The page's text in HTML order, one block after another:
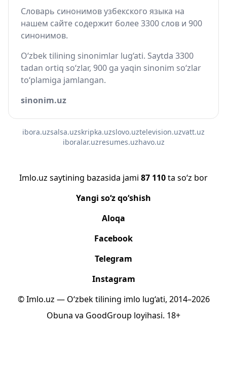
Словарь синонимов узбекского языка на
нашем сайте содержит более 3300 слов и 900
синонимов.
O‘zbek tilining sinonimlar lug‘ati. Saytda 3300
tadan ortiq so‘zlar, 900 ga yaqin sinonim so‘zlar
to‘plamiga jamlangan.
sinonim.uz
ibora.uzsalsa.uzskripka.uzslovo.uztelevision.uzvatt.uz
iboralar.uzresumes.uzhavo.uz
Imlo.uz saytining bazasida jami 87 110ta so‘z bor
Yangi so‘z qo‘shish
Aloqa
Facebook
Telegram
Instagram
© Imlo.uz — O‘zbek tilining imlo lug‘ati, 2014–2026
Obuna va GoodGroup loyihasi. 18+